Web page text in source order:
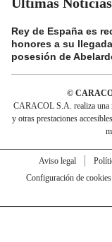
Rey de España es
honores a su
posesión de
©
CARACOL S.A. realiza una
y otras prestaciones
Aviso legal
Configuración de cookies